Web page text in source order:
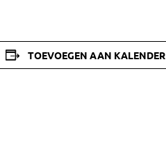
TOEVOEGEN AAN KALENDER